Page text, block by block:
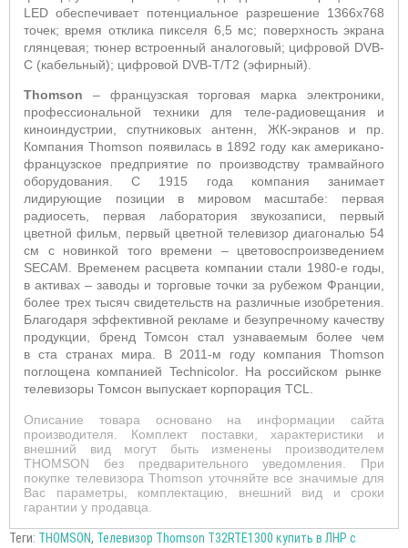
LED обеспечивает потенциальное разрешение 1366x768
точек; время отклика пикселя 6,5 мс; поверхность экрана
глянцевая; тюнер встроенный аналоговый; цифровой DVB-
C (кабельный); цифровой DVB-Т/T2 (эфирный).
Thomson
– французская торговая марка электроники,
профессиональной техники для теле-радиовещания и
киноиндустрии, спутниковых антенн, ЖК-экранов и пр.
КомпанияThomson появилась в 1892 году как американо-
французское предприятие по производству трамвайного
оборудования. С 1915 года компания занимает
лидирующие позиции в мировом масштабе: первая
радиосеть, первая лаборатория звукозаписи, первый
цветной фильм, первый цветной телевизор диагональю 54
см с новинкой того времени – цветовоспроизведением
SECAM. Временем расцвета компании стали 1980-е годы,
в активах – заводы и торговые точки за рубежом Франции,
более трех тысяч свидетельств на различные изобретения.
Благодаря эффективной рекламе и безупречному качеству
продукции, бренд Томсон стал узнаваемым более чем
в ста странах мира. В 2011-м году компания Thomson
поглощена компанией Technicolor. На российском рынке
телевизоры Томсон выпускает корпорация TCL.
Описание товара основано на информации сайта
производителя. Комплект поставки, характеристики и
внешний вид могут быть изменены производителем
THOMSON без предварительного уведомления. При
покупке телевизора Thomson уточняйте все значимые для
Вас параметры, комплектацию, внешний вид и сроки
гарантии у продавца.
Теги: THOMSON, Телевизор Thomson T32RTE1300 купить в ЛНР с